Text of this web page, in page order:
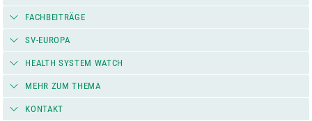
FACHBEITRÄGE
SV-EUROPA
HEALTH SYSTEM WATCH
MEHR ZUM THEMA
KONTAKT